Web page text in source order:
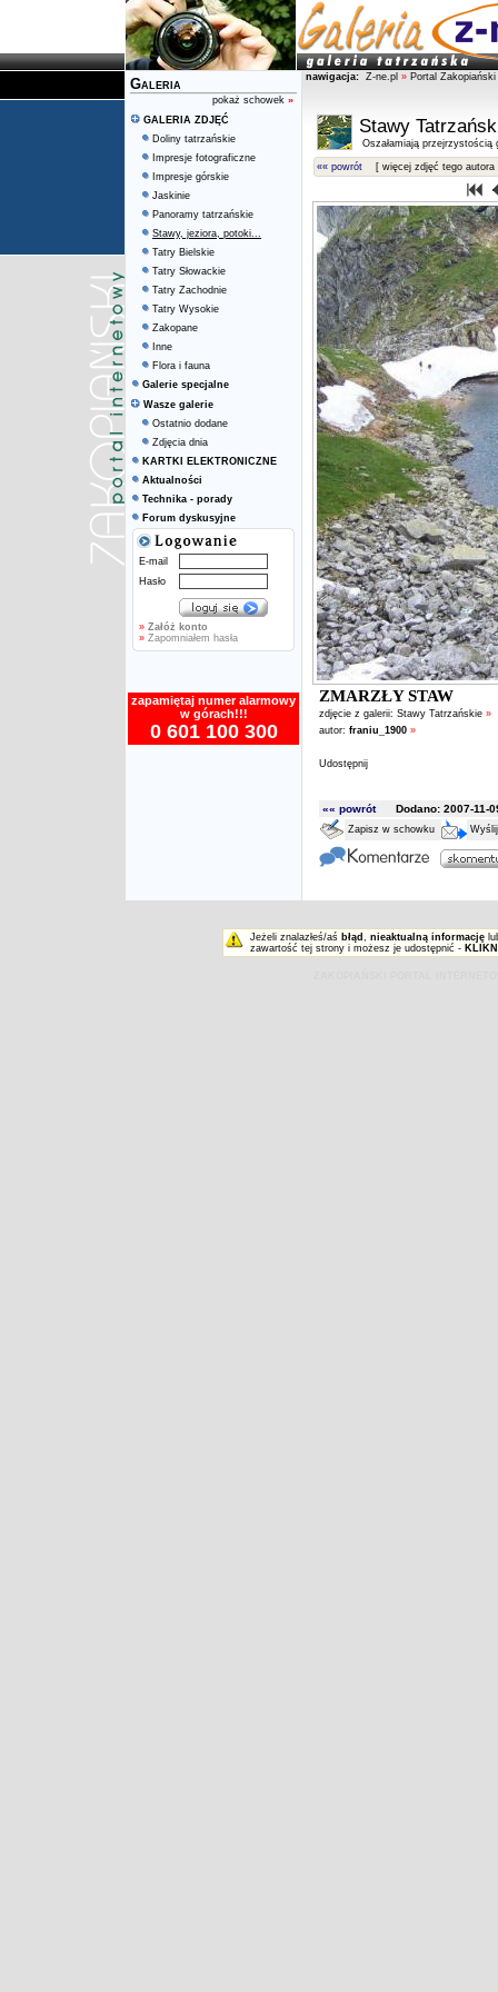
Galeria
pokaż schowek »
GALERIA ZDJĘĆ
Doliny tatrzańskie
Impresje fotograficzne
Impresje górskie
Jaskinie
Panoramy tatrzańskie
Stawy, jeziora, potoki...
Tatry Bielskie
Tatry Słowackie
Tatry Zachodnie
Tatry Wysokie
Zakopane
Inne
Flora i fauna
Galerie specjalne
Wasze galerie
Ostatnio dodane
Zdjęcia dnia
KARTKI ELEKTRONICZNE
Aktualności
Technika - porady
Forum dyskusyjne
E-mail
Hasło
» Załóż konto
» Zapomniałem hasła
zapamiętaj numer alarmowy
w górach!!!
0 601 100 300
nawigacja: Z-ne.pl » Portal Zakopiański
Stawy
Oszałamiają przejrzystością
«« powrót [ więcej zdjęć tego autora
ZMARZŁY STAW
zdjęcie z galerii: Stawy Tatrzańskie »
autor: franiu_1900 »
Udostępnij
«« powrótDodano: 2007-11-
Zapisz w schowku
Jeżeli znalazłeś/aś błąd , nieaktualną informację
zawartość tej strony i możesz je udostępnić -